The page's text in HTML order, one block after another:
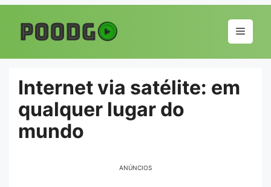
para
conteúdo
Menu
Internet via satélite: em
qualquer lugar do
mundo
ANÚNCIOS